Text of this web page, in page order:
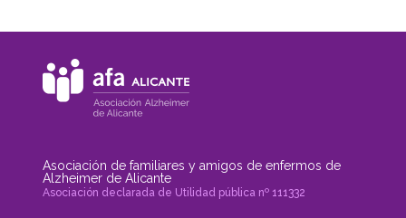
Asociación de familiares y amigos de enfermos de
Alzheimer de Alicante
Asociación declarada de Utilidad pública nº 111332